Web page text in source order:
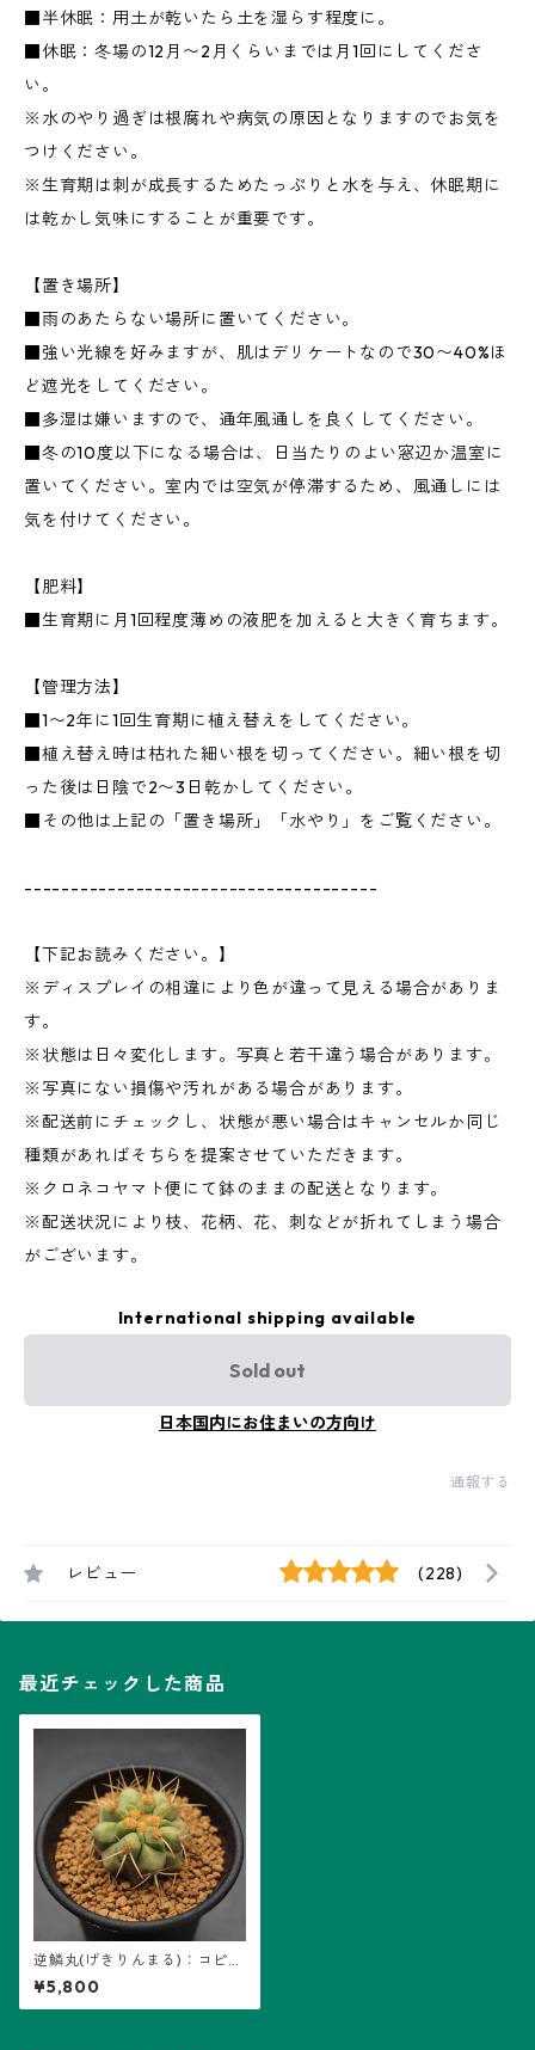
■半休眠：用土が乾いたら土を湿らす程度に。
■休眠：冬場の12月〜2月くらいまでは月1回にしてくださ
い。
※水のやり過ぎは根腐れや病気の原因となりますのでお気を
つけください。
※生育期は刺が成長するためたっぷりと水を与え、休眠期に
は乾かし気味にすることが重要です。
【置き場所】
■雨のあたらない場所に置いてください。
■強い光線を好みますが、肌はデリケートなので30〜40%ほ
ど遮光をしてください。
■多湿は嫌いますので、通年風通しを良くしてください。
■冬の10度以下になる場合は、日当たりのよい窓辺か温室に
置いてください。室内では空気が停滞するため、風通しには
気を付けてください。
【肥料】
■生育期に月1回程度薄めの液肥を加えると大きく育ちます。
【管理方法】
■1〜2年に1回生育期に植え替えをしてください。
■植え替え時は枯れた細い根を切ってください。細い根を切
った後は日陰で2〜3日乾かしてください。
■その他は上記の「置き場所」「水やり」をご覧ください。
--------------------------------------
【下記お読みください。】
※ディスプレイの相違により色が違って見える場合がありま
す。
※状態は日々変化します。写真と若干違う場合があります。
※写真にない損傷や汚れがある場合があります。
※配送前にチェックし、状態が悪い場合はキャンセルか同じ
種類があればそちらを提案させていただきます。
※クロネコヤマト便にて鉢のままの配送となります。
※配送状況により枝、花柄、花、刺などが折れてしまう場合
がございます。
International shipping available
Sold out
日本国内にお住まいの方向け
通報する
レビュー (228)
最近チェックした商品
逆鱗丸(げきりんまる)：コピア
ポア属 (B12) ※実生
¥5,800